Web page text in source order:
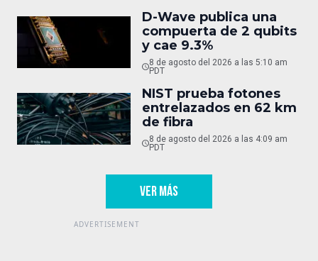
D-Wave publica una
compuerta de 2 qubits
y cae 9.3%
8 de agosto del 2026 a las 5:10 am
PDT
NIST prueba fotones
entrelazados en 62 km
de fibra
8 de agosto del 2026 a las 4:09 am
PDT
VER MÁS